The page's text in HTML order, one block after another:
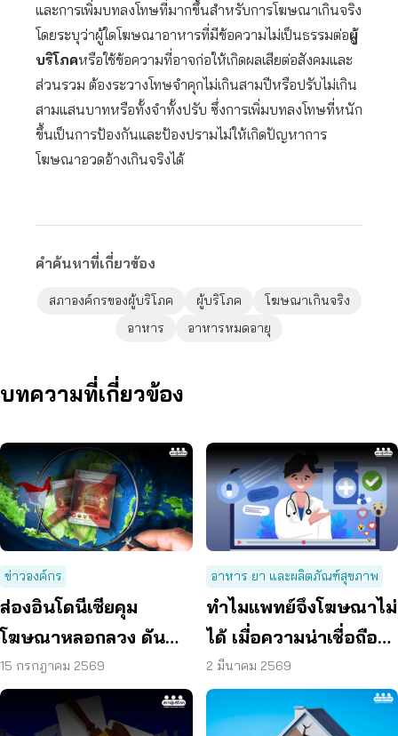
และการเพิ่มบทลงโทษที่มากขึ้นสำหรับการโฆษณาเกินจริง
โดยระบุว่าผู้ใดโฆษณาอาหารที่มีข้อความไม่เป็นธรรมต่อผู้
บริโภคหรือใช้ข้อความที่อาจก่อให้เกิดผลเสียต่อสังคมและ
ส่วนรวม ต้องระวางโทษจำคุกไม่เกินสามปีหรือปรับไม่เกิน
สามแสนบาทหรือทั้งจำทั้งปรับ ซึ่งการเพิ่มบทลงโทษที่หนัก
ขึ้นเป็นการป้องกันและป้องปรามไม่ให้เกิดปัญหาการ
โฆษณาอวดอ้างเกินจริงได้
คำค้นหาที่เกี่ยวข้อง
สภาองค์กรของผู้บริโภค ผู้บริโภค
โฆษณาเกินจริง
อาหาร
อาหารหมดอายุ
บทความที่เกี่ยวข้อง
ข่าวองค์กร
ส่องอินโดนีเซียคุม
โฆษณาหลอกลวง ดัน
แพลตฟอร์มร่วมรับผิด
ชอบ
15 กรกฎาคม 2569
อาหาร ยา และผลิตภัณฑ์สุขภาพ
ทำไมแพทย์จึงโฆษณาไม่
ได้ เมื่อความน่าเชื่อถือ
ถูกใช้เป็นเครื่องมือการ
ค้า
2 มีนาคม 2569